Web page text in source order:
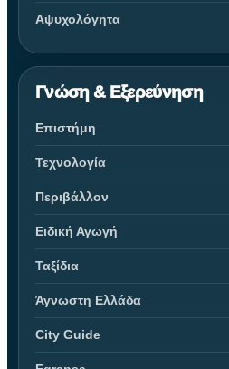
Αψυχολόγητα
Γνώση & Εξερεύνηση
Επιστήμη
Τεχνολογία
Περιβάλλον
Ειδική Αγωγή
Ταξίδια
Άγνωστη Ελλάδα
City Guide